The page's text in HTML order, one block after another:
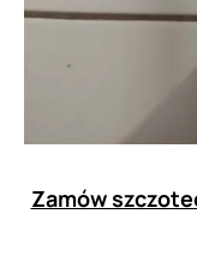
Zamów